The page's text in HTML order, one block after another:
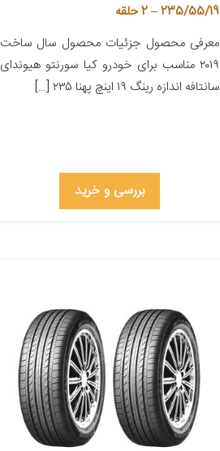
235/55/19 – 2 حلقه
معرفی محصول جزئیات محصول سال ساخت
۲۰۱۹ مناسب برای خودرو کیا سورنتو هیوندای
سانتافه اندازه رینگ ۱۹ اینچ پهنا ۲۳۵ […]
بررسی و خرید